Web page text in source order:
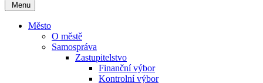
Menu
Město
O městě
Samospráva
Zastupitelstvo
Finanční výbor
Kontrolní výbor